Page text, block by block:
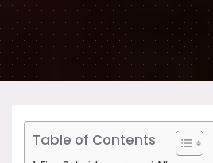
Table of Contents